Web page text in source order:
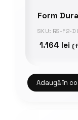
Form
SKU: RS-F2-
1.164 lei
Adaugă în